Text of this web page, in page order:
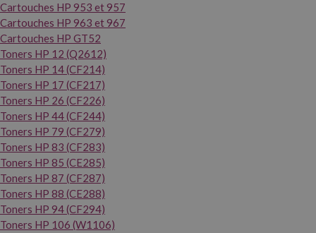
Cartouches HP 953 et 957
Cartouches HP 963 et 967
Cartouches HP GT52
Toners HP 12 (Q2612)
Toners HP 14 (CF214)
Toners HP 17 (CF217)
Toners HP 26 (CF226)
Toners HP 44 (CF244)
Toners HP 79 (CF279)
Toners HP 83 (CF283)
Toners HP 85 (CE285)
Toners HP 87 (CF287)
Toners HP 88 (CE288)
Toners HP 94 (CF294)
Toners HP 106 (W1106)